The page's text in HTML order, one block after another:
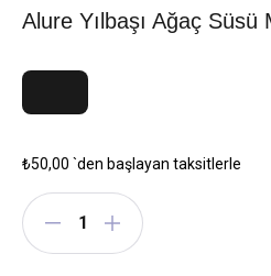
Alure Yılbaşı Ağaç Süsü
₺50,00 `den başlayan taksitlerle